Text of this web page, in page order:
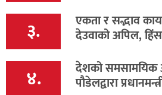
३. एकता र सद्भाव
देउवाको अपिल,
४. देशको समसामयिक
पौडेलद्वारा